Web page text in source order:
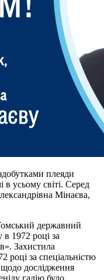
плеяди
в усьому світі. Серед
Мінаєва,
державний
в 1972 році за
Захистила
році за спеціальністю
щодо дослідження
галію було